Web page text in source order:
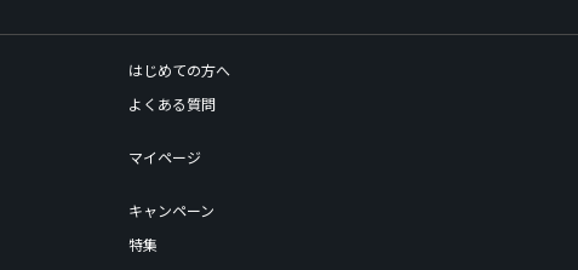
はじめての方へ
よくある質問
マイページ
キャンペーン
特集